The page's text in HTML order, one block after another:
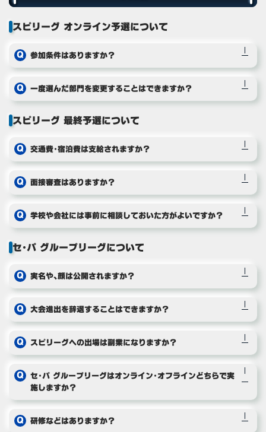
スピリーグ オンライン予選について
参加条件はありますか？
一度選んだ部門を変更することはできますか？
スピリーグ 最終予選について
交通費・宿泊費は支給されますか？
面接審査はありますか？
学校や会社には事前に相談しておいた方がよいですか？
セ・パ グループリーグについて
実名や、顔は公開されますか？
大会進出を辞退することはできますか？
スピリーグへの出場は副業になりますか？
セ・パ グループリーグはオンライン・オフラインどちらで実
施しますか？
研修などはありますか？